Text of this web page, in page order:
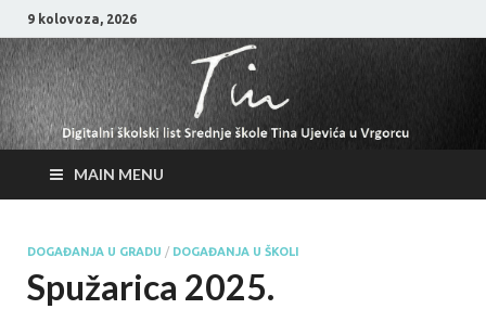
9 kolovoza, 2026
MAIN MENU
DOGAĐANJA U GRADU / DOGAĐANJA U ŠKOLI
Spužarica 2025.